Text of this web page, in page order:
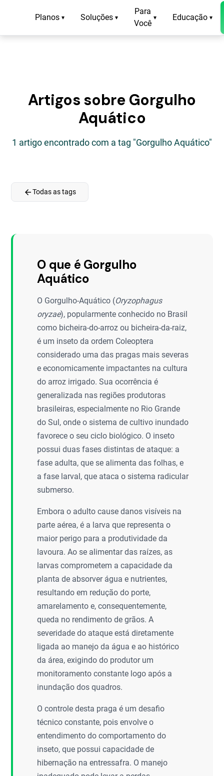
Planos ▾ Soluções ▾
Para
Você
▾ Educação ▾
Artigos sobre Gorgulho
Aquático
1 artigo encontrado com a tag "Gorgulho Aquático"
arrow_backTodas as tags
O que é Gorgulho
Aquático
O Gorgulho-Aquático (Oryzophagus
oryzae), popularmente conhecido no Brasil
como bicheira-do-arroz ou bicheira-da-raiz,
é um inseto da ordem Coleoptera
considerado uma das pragas mais severas
e economicamente impactantes na cultura
do arroz irrigado. Sua ocorrência é
generalizada nas regiões produtoras
brasileiras, especialmente no Rio Grande
do Sul, onde o sistema de cultivo inundado
favorece o seu ciclo biológico. O inseto
possui duas fases distintas de ataque: a
fase adulta, que se alimenta das folhas, e
a fase larval, que ataca o sistema radicular
submerso.
Embora o adulto cause danos visíveis na
parte aérea, é a larva que representa o
maior perigo para a produtividade da
lavoura. Ao se alimentar das raízes, as
larvas comprometem a capacidade da
planta de absorver água e nutrientes,
resultando em redução do porte,
amarelamento e, consequentemente,
queda no rendimento de grãos. A
severidade do ataque está diretamente
ligada ao manejo da água e ao histórico
da área, exigindo do produtor um
monitoramento constante logo após a
inundação dos quadros.
O controle desta praga é um desafio
técnico constante, pois envolve o
entendimento do comportamento do
inseto, que possui capacidade de
hibernação na entressafra. O manejo